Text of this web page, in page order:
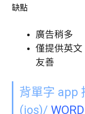
缺點
廣告稍多
僅提供英
友善
背單字 app
(ios)/